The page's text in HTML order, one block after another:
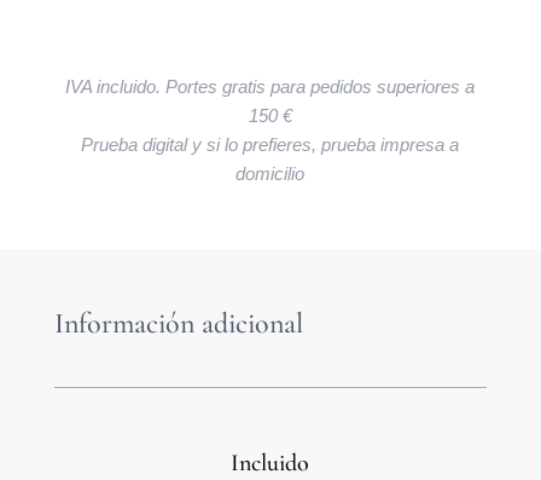
IVA incluido. Portes gratis para pedidos superiores a
150 €
Prueba digital y si lo prefieres, prueba impresa a
domicilio
Información adicional
Incluido